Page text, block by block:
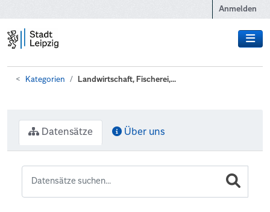
Anmelden
Kategorien Landwirtschaft, Fischerei,...
Datensätze Über uns